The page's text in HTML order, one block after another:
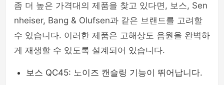
좀 더 높은 가격대의 제품을 찾고 있다면, 보스, Sen
nheiser, Bang & Olufsen과 같은 브랜드를 고려할
수 있습니다. 이러한 제품은 고해상도 음원을 완벽하
게 재생할 수 있도록 설계되어 있습니다.
보스 QC45: 노이즈 캔슬링 기능이 뛰어납니다.